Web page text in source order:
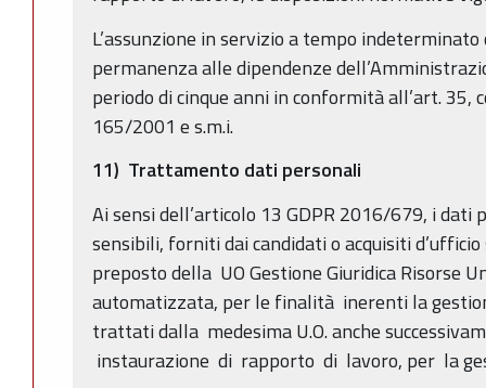
L’assunzione in servizio a tempo
permanenza alle dipendenze
periodo di cinque anni in conformità all’art. 35,
165/2001 e s.m.i.
11) Trattamento dati personali
Ai sensi dell’articolo 13 GDPR 2016/679, i dati
sensibili, forniti dai candidati o acquisiti
preposto della UO Gestione Giuridica Risorse
automatizzata, per le finalità inerenti la
trattati dalla medesima U.O. anche
instaurazione di rapporto di lavoro, per la